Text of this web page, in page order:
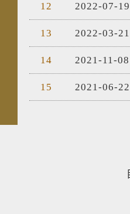
12 2022-07-19
13 2022-03-21
14 2021-11-08
15 2021-06-22